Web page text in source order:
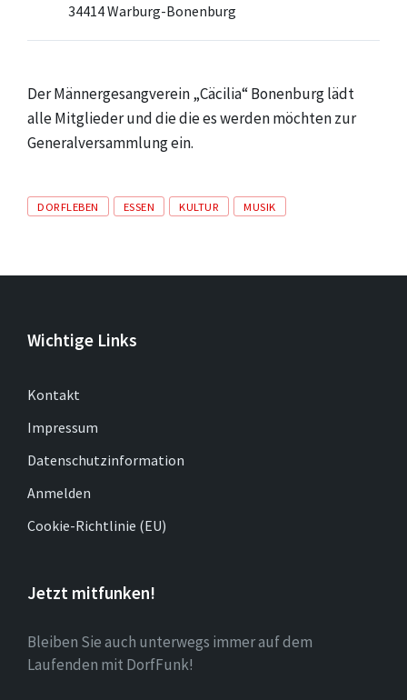
34414 Warburg-Bonenburg
Der Männergesangverein „Cäcilia“ Bonenburg lädt
alle Mitglieder und die die es werden möchten zur
Generalversammlung ein.
Tags
DORFLEBEN ESSEN KULTUR MUSIK
Wichtige Links
Kontakt
Impressum
Datenschutzinformation
Anmelden
Cookie-Richtlinie (EU)
Jetzt mitfunken!
Bleiben Sie auch unterwegs immer auf dem
Laufenden mit DorfFunk!